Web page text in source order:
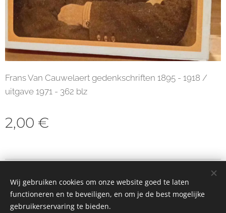
Frans Van Cauwelaert gedenkschriften 1895 - 1918 /
uitgave 1971 - 362 blz
2,00 €
Cookies
Wij gebruiken cookies om onze website goed te laten
functioneren en te beveiligen, en om je de best mogelijke
gebruikerservaring te bieden.